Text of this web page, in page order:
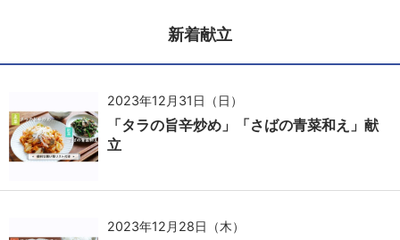
新着献立
2023年12月31日（日）
「タラの旨辛炒め」「さばの青菜和え」献
立
2023年12月28日（木）